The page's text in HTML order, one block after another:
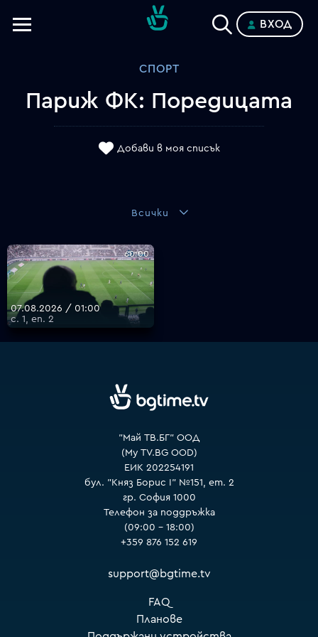
ВХОД
СПОРТ
Париж ФК: Поредицата
Добави в моя списък
Всички
60:00
07.08.2026 / 01:00
с. 1, еп. 2
"Май ТВ.БГ" ООД
(My TV.BG OOD)
ЕИК 202254191
бул. "Княз Борис I" №151, ет. 2
гр. София 1000
Телефон за поддръжка
(09:00 – 18:00)
+359 876 152 619
support@bgtime.tv
FAQ
Планове